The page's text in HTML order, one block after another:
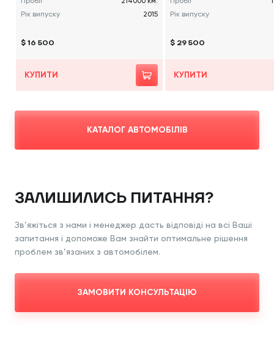
Рік випуску
2015
$ 16 500
КУПИТИ
Рік випуску
$ 29 500
КУПИТИ
КАТАЛОГ АВТОМОБІЛІВ
ЗАЛИШИЛИСЬ ПИТАННЯ?
Зв’яжіться з нами і менеджер дасть відповіді на всі Ваші
запитання і допоможе Вам знайти оптимальне рішення
проблем зв’язаних з автомобілем.
ЗАМОВИТИ КОНСУЛЬТАЦІЮ